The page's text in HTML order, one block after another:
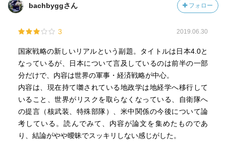
bachbyggさん フォロー
3 2019.06.30
国家戦略の新しいリアルという副題。タイトルは日本4.0と
なっているが、日本について言及しているのは前半の一部
分だけで、内容は世界の軍事・経済戦略が中心。
内容は、現在持て囃されている地政学は地経学へ移行して
いること、世界がリスクを取らなくなっている、自衛隊へ
の提言（核武装、特殊部隊）、米中関係の今後について論
考している。読んでみて、内容が論文を集めたものであ
り、結論がやや曖昧でスッキリしない感じがした。